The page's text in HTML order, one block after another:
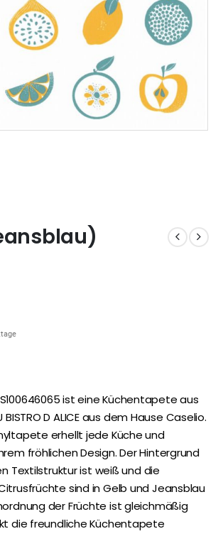
ist eine Küchentapete aus
D ALICE aus dem Hause Caselio.
erhellt jede Küche und
fröhlichen Design. Der Hintergrund
Textilstruktur ist weiß und die
sind in Gelb und Jeansblau
der Früchte ist gleichmäßig
die freundliche Küchentapete